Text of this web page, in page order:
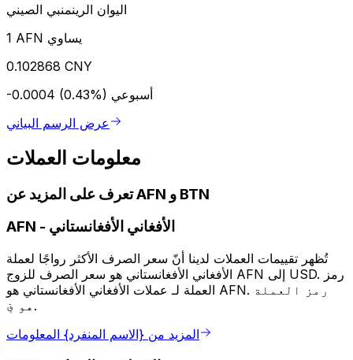
اليوان الرينمنبي الصيني
1 AFN يساوي
0.102868 CNY
-0.0004 (0.43%) أسبوعي
عرض الرسم البياني
معلومات العملات
تعرف على المزيد عن AFN و BTN
AFN - الأفغاني الأفغانستاني
تُظهر تقييمات العملات لدينا أنّ سعر الصرف الأكثر رواجًا لعملة
الأفغاني الأفغانستاني هو سعر الصرف للزوج AFN إلى USD. رمز
العملة لـ عملات الأفغاني الأفغانستاني هو AFN. رمز العملة
هو ؋.
المزيد من {الاسم المنفرد} المعلومات